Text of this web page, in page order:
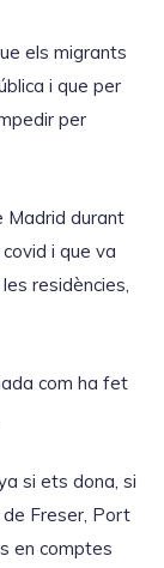
els migrants
i que per
per
Madrid durant
i que va
residències,
com ha fet
si ets dona, si
Freser, Port
en comptes